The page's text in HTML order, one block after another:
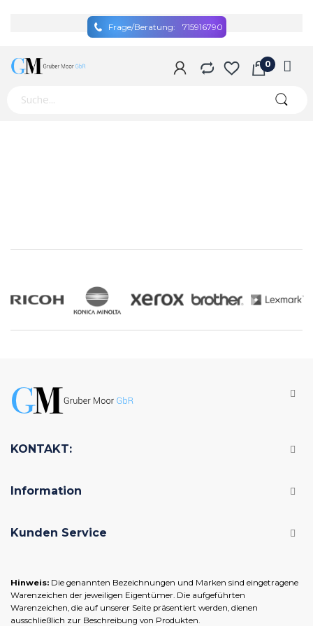
Frage/Beratung: 715916790
KONTAKT:
Information
Kunden Service
Hinweis: Die genannten Bezeichnungen und Marken sind eingetragene
Warenzeichen der jeweiligen Eigentümer. Die aufgeführten
Warenzeichen, die auf unserer Seite präsentiert werden, dienen
ausschließlich zur Beschreibung von Produkten.